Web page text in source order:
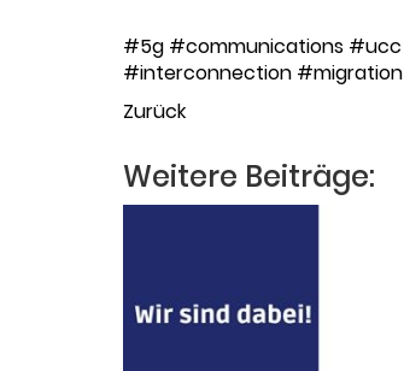
#5g #communications #ucc
#interconnection #migration
Zurück
Weitere Beiträge: